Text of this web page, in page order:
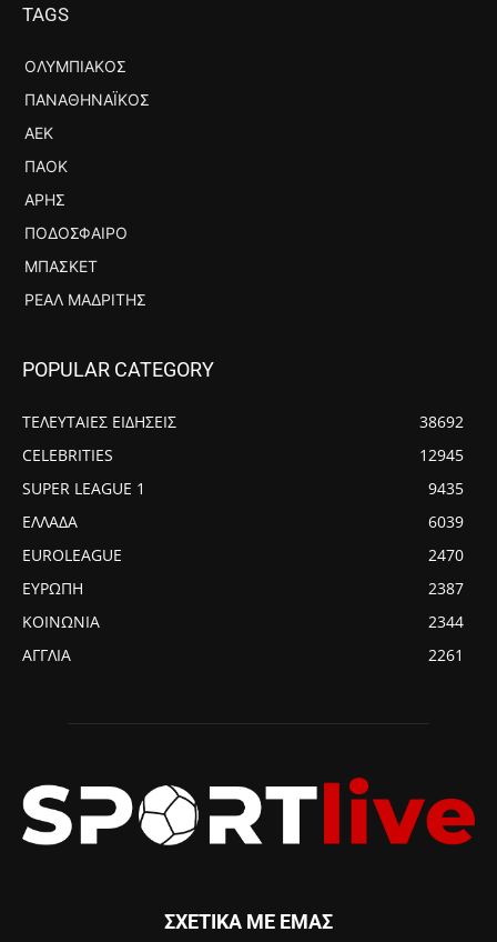
TAGS
ΟΛΥΜΠΙΑΚΌΣ
ΠΑΝΑΘΗΝΑΪΚΌΣ
ΑΕΚ
ΠΑΟΚ
ΆΡΗΣ
ΠΟΔΌΣΦΑΙΡΟ
ΜΠΆΣΚΕΤ
ΡΕΆΛ ΜΑΔΡΊΤΗΣ
POPULAR CATEGORY
ΤΕΛΕΥΤΑΙΕΣ ΕΙΔΗΣΕΙΣ
38692
CELEBRITIES
12945
SUPER LEAGUE 1
9435
ΕΛΛΑΔΑ
6039
EUROLEAGUE
2470
ΕΥΡΩΠΗ
2387
ΚΟΙΝΩΝΙΑ
2344
ΑΓΓΛΙΑ
2261
ΣΧΕΤΙΚΑ ΜΕ ΕΜΑΣ